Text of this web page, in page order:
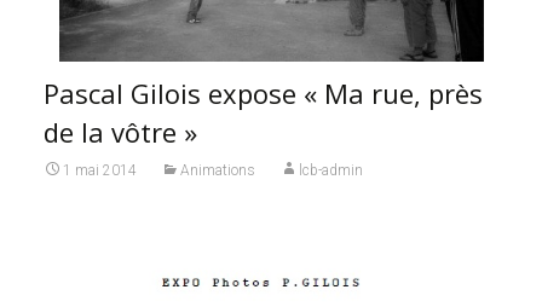
Pascal Gilois expose « Ma rue, près
de la vôtre »
1 mai 2014 Animations lcb-admin